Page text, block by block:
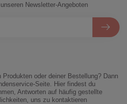
oder deiner Bestellung? Dann
Seite. Hier findest du
Antworten auf häufig gestellte
uns zu kontaktieren
Newsletter-Angeboten